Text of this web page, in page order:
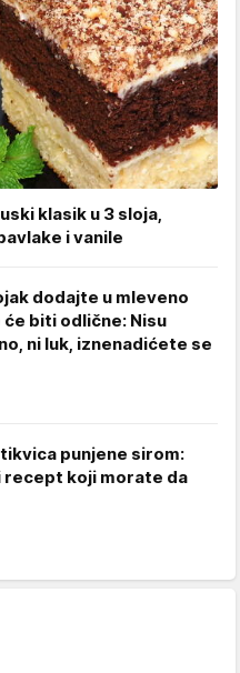
klasik u 3 sloja,
i vanile
dodajte u mleveno
biti odlične: Nisu
ni luk, iznenadićete se
punjene sirom:
recept koji morate da